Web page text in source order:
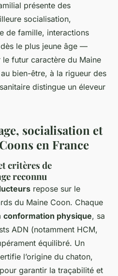
présente des
socialisation,
de famille, interactions
le plus jeune âge —
le futur caractère du Maine
bien-être, à la rigueur des
distingue un éleveur
socialisation et
en France
critères de
reconnu
repose sur le
du Maine Coon. Chaque
conformation physique, sa
ADN (notamment HCM,
équilibré. Un
l’origine du chaton,
garantir la traçabilité et